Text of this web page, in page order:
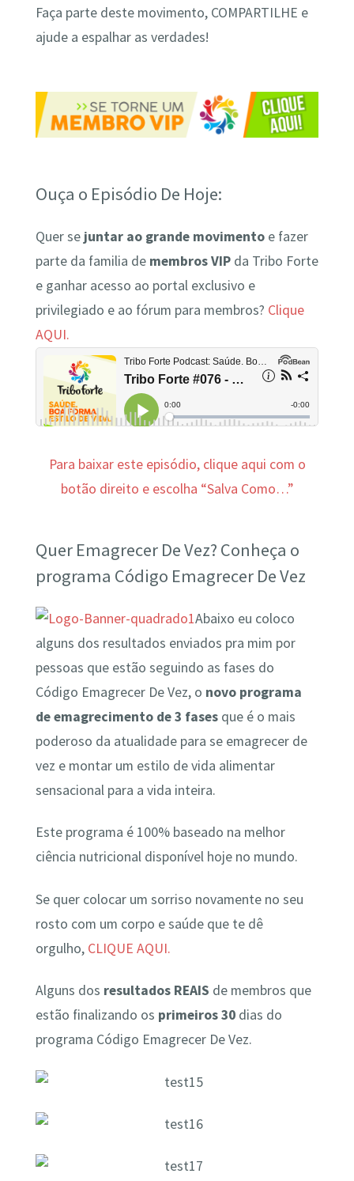
Faça parte deste movimento, COMPARTILHE e
ajude a espalhar as verdades!
Ouça o Episódio De Hoje:
Quer se juntar ao grande movimentoe fazer
parte da familia de membros VIPda Tribo Forte
e ganhar acesso ao portal exclusivo e
privilegiado e ao fórum para membros? Clique
AQUI.
Para baixar este episódio, clique aqui com o
botão direito e escolha “Salva Como…”
Quer Emagrecer De Vez? Conheça o
programa Código Emagrecer De Vez
Abaixo eu coloco
alguns dos resultados enviados pra mim por
pessoas que estão seguindo as fases do
Código Emagrecer De Vez, o novo programa
de emagrecimento de 3 fasesque é o mais
poderoso da atualidade para se emagrecer de
vez e montar um estilo de vida alimentar
sensacional para a vida inteira.
Este programa é 100% baseado na melhor
ciência nutricional disponível hoje no mundo.
Se quer colocar um sorriso novamente no seu
rosto com um corpo e saúde que te dê
orgulho, CLIQUE AQUI.
Alguns dos resultados REAIS de membros que
estão finalizando os primeiros 30dias do
programa Código Emagrecer De Vez.